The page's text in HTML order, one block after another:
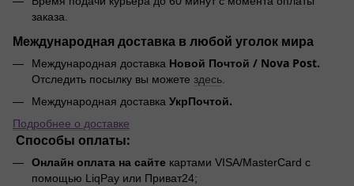
заказа.
Международная доставка в любой уголок мира
Международная доставка Новой Почтой / Nova Post.
Отследить посылку вы можете здесь
Международная доставка УкрПочтой.
Подробнее о доставке
Способы оплаты:
Онлайн оплата на сайте картами VISA/MasterCard с
помощью LiqPay или Приват24;